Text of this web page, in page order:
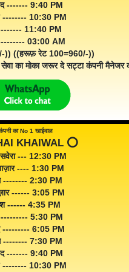
------- 9:40 PM
-------- 10:30 PM
11:40 PM
03:00 AM
)) ((हरूफ़ रेट 100=960/-))
का मोका जरूर दे सट्टा कंपनी मैनेजर
का No 1 खाईवाल
KHAIWAL ⭕️
सवेरा --- 12:30 PM
---- 1:30 PM
-------- 2:30 PM
------ 3:05 PM
------ 4:35 PM
5:30 PM
--------- 6:05 PM
-------- 7:30 PM
------- 9:40 PM
-------- 10:30 PM